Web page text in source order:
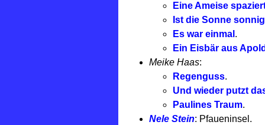
Eine Ameise
Ist die Sonne
Es war einmal .
Ein Eisbär aus
Meike Haas:
Regenguss.
Und wieder putzt
Paulines Traum.
Nele Stein: Pfaueninsel.